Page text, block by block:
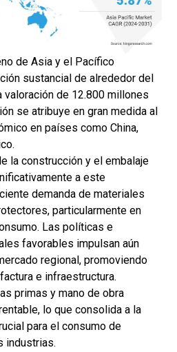
de Asia y el Pacífico
sustancial de alrededor del
valoración de 12.800 millones
se atribuye en gran medida al
en países como China,
la construcción y el embalaje
a este
demanda de materiales
particularmente en
Las políticas e
favorables impulsan aún
regional, promoviendo
e infraestructura.
primas y mano de obra
lo que consolida a la
para el consumo de
industrias.